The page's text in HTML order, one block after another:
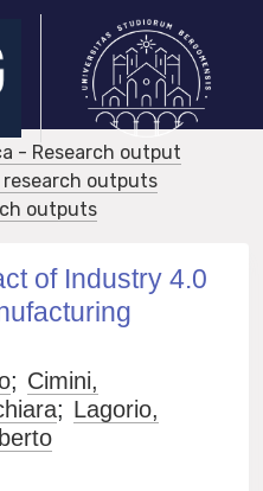
- Research output
outputs
outputs
of Industry 4.0
; Cimini,
; Lagorio,